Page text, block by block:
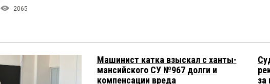
2065
Машинист катка взыскал с ханты-
мансийского СУ №967 долги и
компенсации вреда
за